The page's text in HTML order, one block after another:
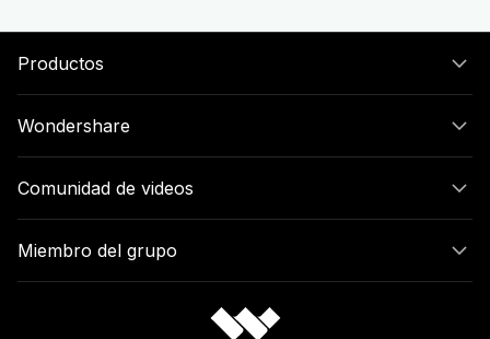
Productos
Wondershare
Comunidad de videos
Miembro del grupo